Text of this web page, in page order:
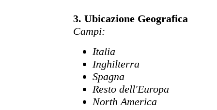
3. Ubicazione Geografica
Campi:
Italia
Inghilterra
Spagna
Resto dell'Europa
North America